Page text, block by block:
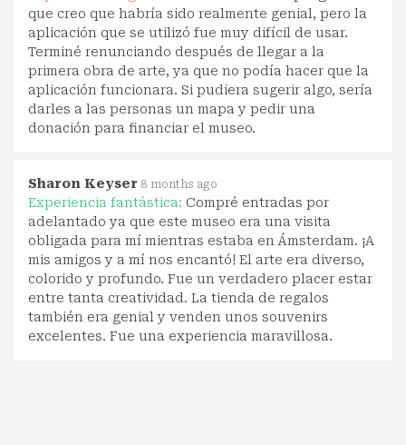
que creo que habría sido realmente genial, pero la
aplicación que se utilizó fue muy difícil de usar.
Terminé renunciando después de llegar a la
primera obra de arte, ya que no podía hacer que la
aplicación funcionara. Si pudiera sugerir algo, sería
darles a las personas un mapa y pedir una
donación para financiar el museo.
Sharon Keyser 8 months ago
Experiencia fantástica: Compré entradas por
adelantado ya que este museo era una visita
obligada para mí mientras estaba en Ámsterdam. ¡A
mis amigos y a mí nos encantó! El arte era diverso,
colorido y profundo. Fue un verdadero placer estar
entre tanta creatividad. La tienda de regalos
también era genial y venden unos souvenirs
excelentes. Fue una experiencia maravillosa.